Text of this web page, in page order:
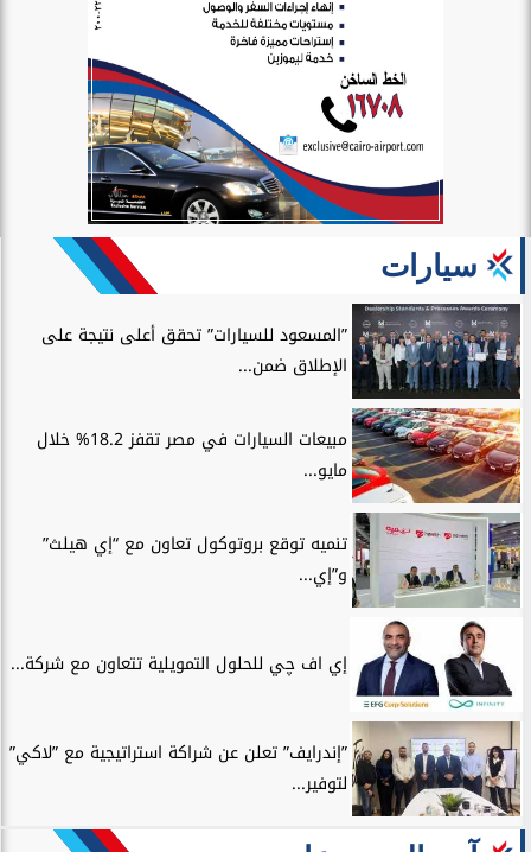
سيارات
”المسعود للسيارات” تحقق أعلى نتيجة على
الإطلاق ضمن...
مبيعات السيارات في مصر تقفز 18.2% خلال
مايو...
تنميه توقع بروتوكول تعاون مع “إي هيلث”
و”إي...
إي اف چي للحلول التمويلية تتعاون مع شركة...
”إندرايف” تعلن عن شراكة استراتيجية مع ”لاكي”
لتوفير...